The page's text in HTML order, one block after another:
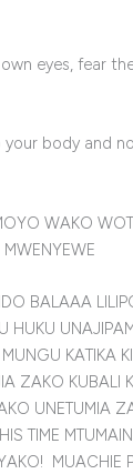
eyes, fear
your body and
WAKO
BALAAA
HUKU
KATIKA
ZAKO KUBALI
UNETUMIA
TIME
MUACHIE